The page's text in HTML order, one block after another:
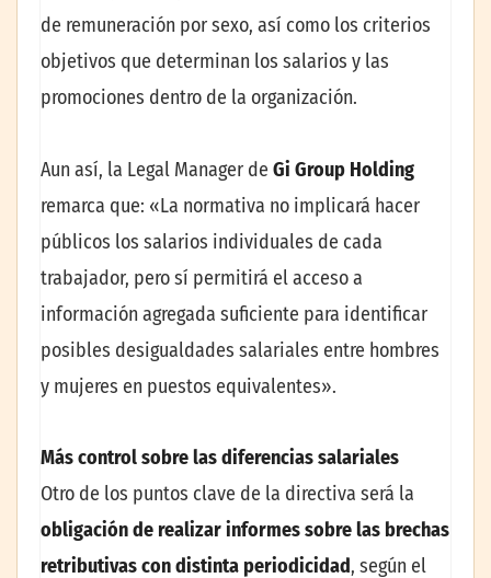
de remuneración por sexo, así como los criterios
objetivos que determinan los salarios y las
promociones dentro de la organización.
Aun así, la Legal Manager de Gi Group Holding
remarca que: «La normativa no implicará hacer
públicos los salarios individuales de cada
trabajador, pero sí permitirá el acceso a
información agregada suficiente para identificar
posibles desigualdades salariales entre hombres
y mujeres en puestos equivalentes».
Más control sobre las diferencias salariales
Otro de los puntos clave de la directiva será la
obligación de realizar informes sobre las brechas
retributivas con distinta periodicidad, según el